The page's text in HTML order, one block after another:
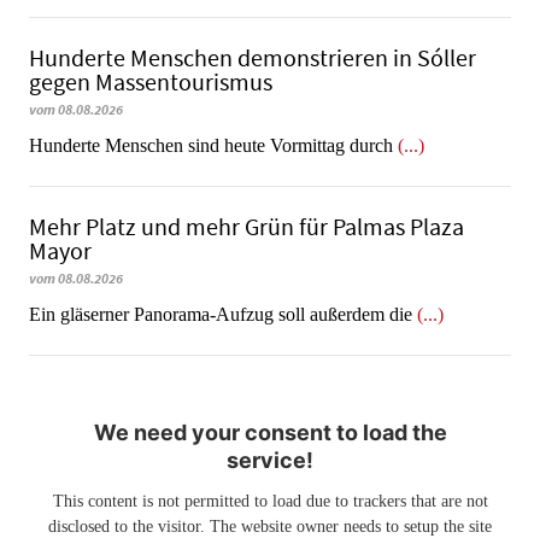
Hunderte Menschen demonstrieren in Sóller
gegen Massentourismus
vom 08.08.2026
Hunderte Menschen sind heute Vormittag durch (...)
Mehr Platz und mehr Grün für Palmas Plaza
Mayor
vom 08.08.2026
Ein gläserner Panorama-Aufzug soll außerdem die (...)
We need your consent to load the
service!
This content is not permitted to load due to trackers that are not
disclosed to the visitor. The website owner needs to setup the site